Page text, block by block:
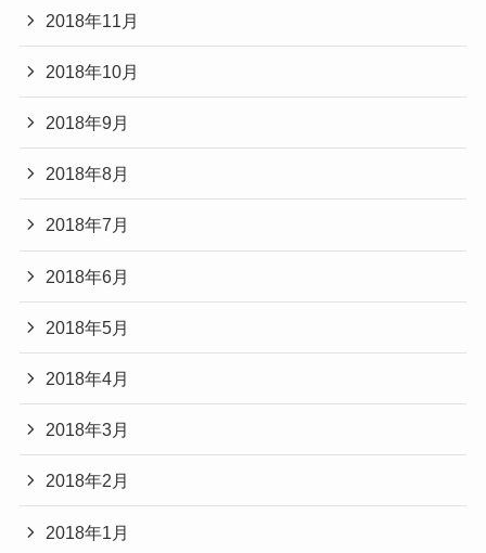
2018年11月
2018年10月
2018年9月
2018年8月
2018年7月
2018年6月
2018年5月
2018年4月
2018年3月
2018年2月
2018年1月